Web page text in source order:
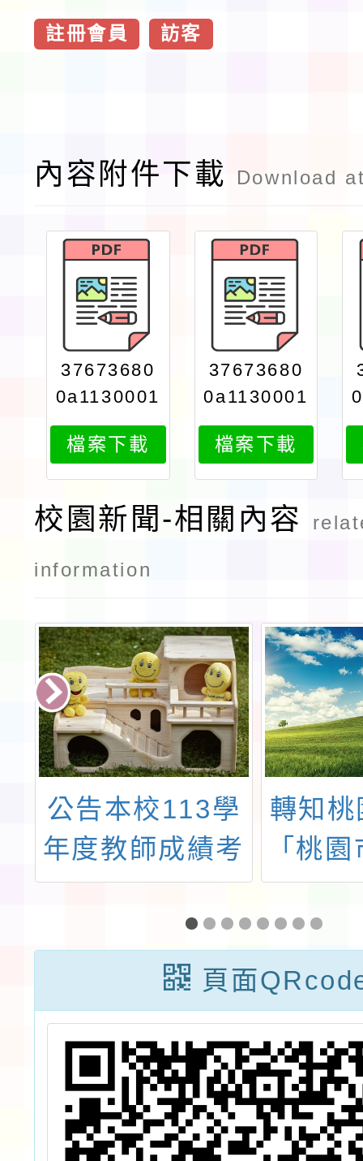
註冊會員 訪客
內容附件下載 Download
37673680
0a1130001
954attach
3
檔案下載
37673680
0a1130001
954attach
2
檔案下載
校園新聞-相關內容
information
公告本校113學
年度教師成績考
核委員會委員名
轉知
「桃
公教
標賽
頁面